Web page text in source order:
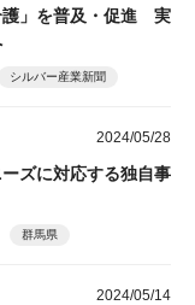
護」を普及・促進 実
シルバー産業新聞
2024/05/28
ズに対応する独自事
群馬県
2024/05/14